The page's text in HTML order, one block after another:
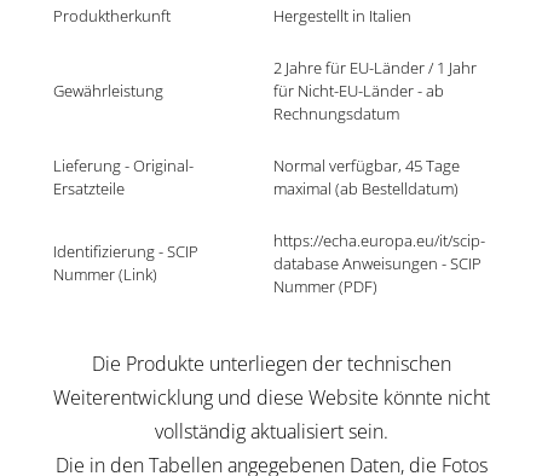
Produktherkunft Hergestellt in Italien
Gewährleistung
2 Jahre für EU-Länder / 1 Jahr
für Nicht-EU-Länder - ab
Rechnungsdatum
Lieferung - Original-
Ersatzteile
Normal verfügbar, 45 Tage
maximal (ab Bestelldatum)
Identifizierung - SCIP
Nummer (Link)
https://echa.europa.eu/it/scip-
database Anweisungen - SCIP
Nummer (PDF)
Die Produkte unterliegen der technischen
Weiterentwicklung und diese Website könnte nicht
vollständig aktualisiert sein.
Die in den Tabellen angegebenen Daten, die Fotos